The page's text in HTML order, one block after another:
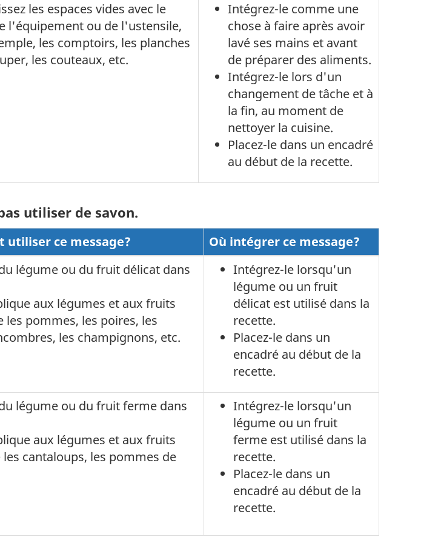
les espaces vides avec le
l'équipement ou de l'ustensile,
les comptoirs, les planches
les couteaux, etc.
Intégrez-le comme une
chose à faire après avoir
lavé ses mains et avant
de préparer des aliments.
Intégrez-le lors d'un
changement de tâche et à
la fin, au moment de
nettoyer la cuisine.
Placez-le dans un encadré
au début de la recette.
utiliser de savon.
utiliser ce message?
Où intégrer ce message?
légume ou du fruit délicat dans
aux légumes et aux fruits
les pommes, les poires, les
les champignons, etc.
Intégrez-le lorsqu'un
légume ou un fruit
délicat est utilisé dans la
recette.
Placez-le dans un
encadré au début de la
recette.
légume ou du fruit ferme dans
aux légumes et aux fruits
cantaloups, les pommes de
Intégrez-le lorsqu'un
légume ou un fruit
ferme est utilisé dans la
recette.
Placez-le dans un
encadré au début de la
recette.